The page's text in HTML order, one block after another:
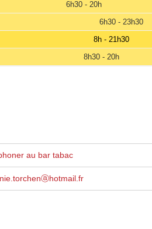
6h30 - 20h
6h30 - 23h30
8h - 21h30
8h30 - 20h
au bar tabac